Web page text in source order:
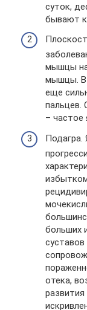
суток,
бывают
мышцы
мышцы. В
еще
пальцев.
– частое
Подагра.
больших
отека,